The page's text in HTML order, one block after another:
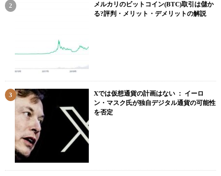
メルカリのビットコイン(BTC)取引は儲か
る?評判・メリット・デメリットの解説
Xでは仮想通貨の計画はない ： イーロ
ン・マスク氏が独自デジタル通貨の可能性
を否定